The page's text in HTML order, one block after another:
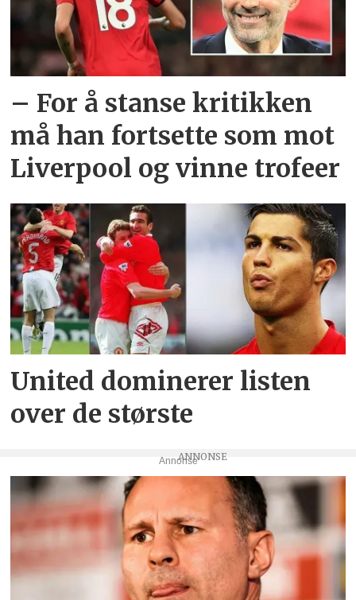
– For å stanse kritikken
må han fortsette som mot
Liverpool og vinne trofeer
United dominerer listen
over de største
Annonse